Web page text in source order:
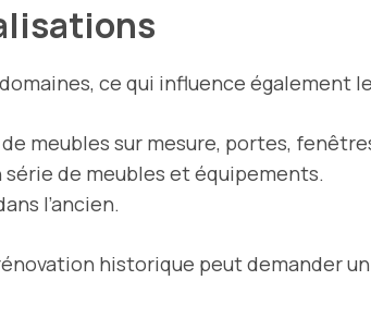
ce qui influence également
meubles sur mesure, portes,
de meubles et équipements.
l’ancien.
historique peut demander